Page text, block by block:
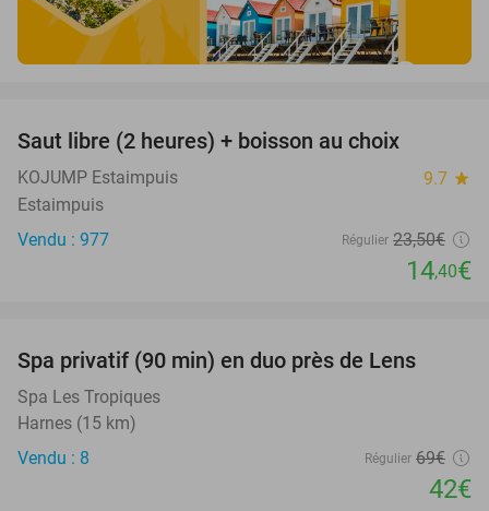
Saut libre (2 heures) + boisson au choix
KOJUMP Estaimpuis 9.7 star
Estaimpuis
Vendu : 977
Régulier 23,50€
14,40€
Spa privatif (90 min) en duo près de Lens
Spa Les Tropiques
Harnes (15 km)
Vendu : 8
Régulier 69€
42€